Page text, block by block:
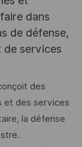
dans
de défense,
de services
des
et des services
la défense